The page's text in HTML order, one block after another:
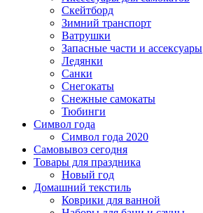
Скейтборд
Зимний транспорт
Ватрушки
Запасные части и ассексуары
Ледянки
Санки
Снегокаты
Снежные самокаты
Тюбинги
Символ года
Символ года 2020
Самовывоз сегодня
Товары для праздника
Новый год
Домашний текстиль
Коврики для ванной